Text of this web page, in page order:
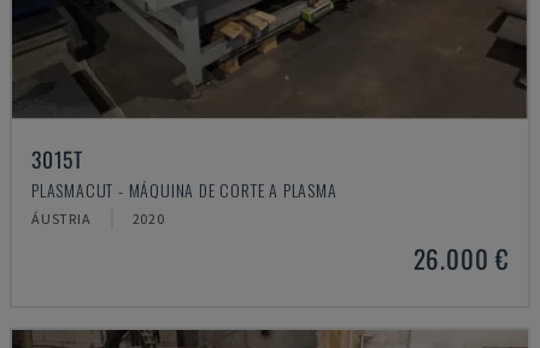
3015T
PLASMACUT - MÁQUINA DE CORTE A PLASMA
ÁUSTRIA 2020
26.000 €